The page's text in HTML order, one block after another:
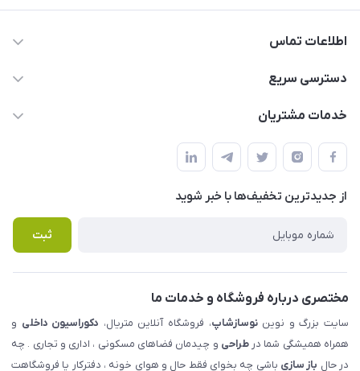
اطلاعات تماس
09123855612
املاک مدنی - نوساز شاپ
دسترسی سریع
حساب کاربری
لیست محصولات
درباره ما
خدمات مشتریان
قوانین و مقررات
حریم خصوصی
راهنما
پرسش های متداول
از جدید‌ترین تخفیف‌ها با‌ خبر شوید
ثبت
مختصری درباره فروشگاه و خدمات ما
سایت بزرگ و نویننوسازشاپ، فروشگاه آنلاین متریال، دکوراسیون داخلی و
همراه همیشگی شما درطراحی و چیدمان فضاهای مسکونی ، اداری و تجاری . چه
در حال باز سازی باشی چه بخوای فقط حال و هوای خونه ، دفترکار یا فروشگاهت